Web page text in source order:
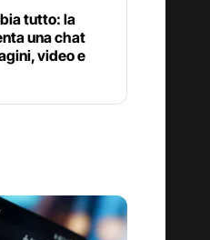
tutto: la
una chat
video e